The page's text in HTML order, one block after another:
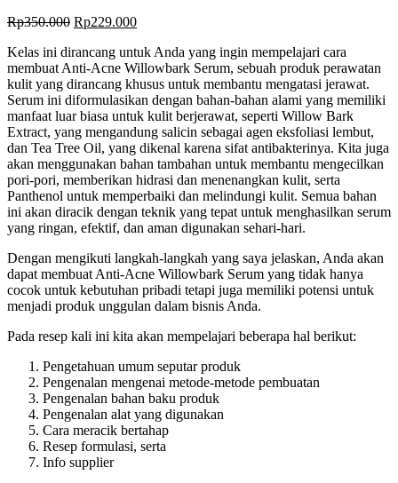
Rp350.000 Rp229.000
Kelas ini dirancang untuk Anda yang ingin mempelajari cara
membuat Anti-Acne Willowbark Serum, sebuah produk perawatan
kulit yang dirancang khusus untuk membantu mengatasi jerawat.
Serum ini diformulasikan dengan bahan-bahan alami yang memiliki
manfaat luar biasa untuk kulit berjerawat, seperti Willow Bark
Extract, yang mengandung salicin sebagai agen eksfoliasi lembut,
dan Tea Tree Oil, yang dikenal karena sifat antibakterinya. Kita juga
akan menggunakan bahan tambahan untuk membantu mengecilkan
pori-pori, memberikan hidrasi dan menenangkan kulit, serta
Panthenol untuk memperbaiki dan melindungi kulit. Semua bahan
ini akan diracik dengan teknik yang tepat untuk menghasilkan serum
yang ringan, efektif, dan aman digunakan sehari-hari.
Dengan mengikuti langkah-langkah yang saya jelaskan, Anda akan
dapat membuat Anti-Acne Willowbark Serum yang tidak hanya
cocok untuk kebutuhan pribadi tetapi juga memiliki potensi untuk
menjadi produk unggulan dalam bisnis Anda.
Pada resep kali ini kita akan mempelajari beberapa hal berikut:
Pengetahuan umum seputar produk
Pengenalan mengenai metode-metode pembuatan
Pengenalan bahan baku produk
Pengenalan alat yang digunakan
Cara meracik bertahap
Resep formulasi, serta
Info supplier